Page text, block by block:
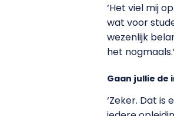
‘Het viel mij
wat voor
wezenlijk
het nogmaals.’
Gaan jullie de
‘Zeker. Dat